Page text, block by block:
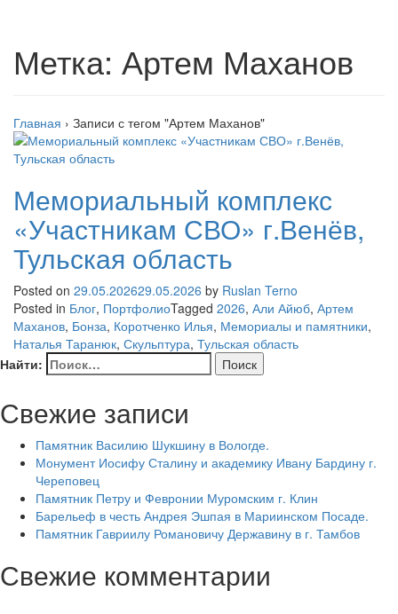
Метка: Артем Маханов
Главная › Записи с тегом "Артем Маханов"
Мемориальный комплекс
«Участникам СВО» г.Венёв,
Тульская область
Posted on 29.05.202629.05.2026 by Ruslan Terno
Posted in Блог, ПортфолиоTagged 2026, Али Айюб, Артем
Маханов, Бонза, Коротченко Илья, Мемориалы и памятники,
Наталья Таранюк, Скульптура, Тульская область
Найти:
Свежие записи
Памятник Василию Шукшину в Вологде.
Монумент Иосифу Сталину и академику Ивану Бардину г.
Череповец
Памятник Петру и Февронии Муромским г. Клин
Барельеф в честь Андрея Эшпая в Мариинском Посаде.
Памятник Гавриилу Романовичу Державину в г. Тамбов
Свежие комментарии